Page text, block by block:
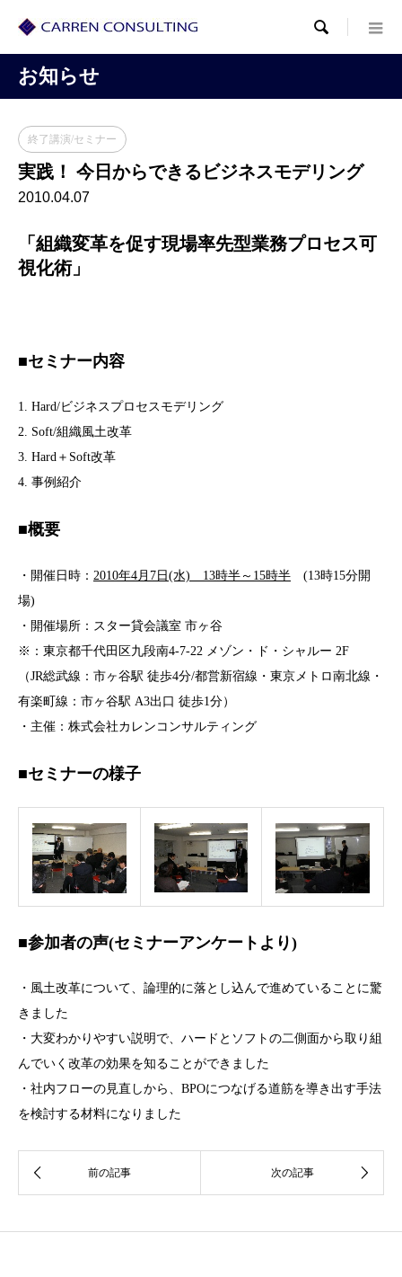

お知らせ
終了講演/セミナー
実践！ 今日からできるビジネスモデリング
2010.04.07
「組織変革を促す現場率先型業務プロセス可
視化術」
■セミナー内容
1. Hard/ビジネスプロセスモデリング
2. Soft/組織風土改革
3. Hard＋Soft改革
4. 事例紹介
■概要
・開催日時： 2010年4月7日(水) 13時半～15時半 (13時15分開
場)
・開催場所：スター貸会議室 市ヶ谷
※：東京都千代田区九段南4-7-22 メゾン・ド・シャルー 2F
（JR総武線：市ヶ谷駅 徒歩4分/都営新宿線・東京メトロ南北線・
有楽町線：市ヶ谷駅 A3出口 徒歩1分）
・主催：株式会社カレンコンサルティング
■セミナーの様子
■参加者の声(セミナーアンケートより)
・風土改革について、論理的に落とし込んで進めていることに驚
きました
・大変わかりやすい説明で、ハードとソフトの二側面から取り組
んでいく改革の効果を知ることができました
・社内フローの見直しから、BPOにつなげる道筋を導き出す手法
を検討する材料になりました